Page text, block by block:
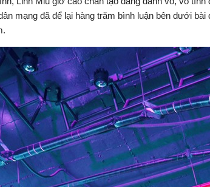
mạng đã để lại hàng trăm bình luận bên dưới